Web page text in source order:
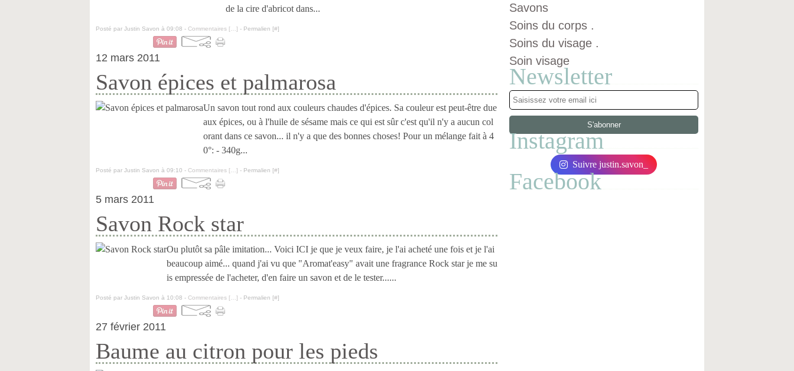
de la cire d'abricot dans...
Posté par Justin Savon à 09:08 - Commentaires [ ] - Permalien [#]
12 mars 2011
Savon épices et palmarosa
Un savon tout rond aux couleurs chaudes d'épices. Sa couleur est peut-être due
aux épices, ou à l'huile de sésame mais ce qui est sûr c'est qu'il n'y a aucun col
orant dans ce savon... il n'y a que des bonnes choses! Pour un mélange fait à 4
0°: - 340g...
Posté par Justin Savon à 09:10 - Commentaires [ ] - Permalien [#]
5 mars 2011
Savon Rock star
Ou plutôt sa pâle imitation... Voici ICI je que je veux faire, je l'ai acheté une fois et je l'ai
beaucoup aimé... quand j'ai vu que "Aromat'easy" avait une fragrance Rock star je me su
is empressée de l'acheter, d'en faire un savon et de le tester......
Posté par Justin Savon à 10:08 - Commentaires [ ] - Permalien [#]
27 février 2011
Baume au citron pour les pieds
Savons
Soins du corps .
Soins du visage .
Soin visage
Newsletter
Instagram
Suivre justin.savon_
Facebook